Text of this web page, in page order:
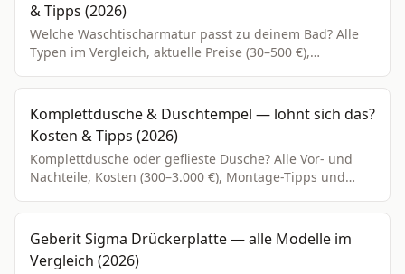
& Tipps (2026)
Welche Waschtischarmatur passt zu deinem Bad? Alle
Typen im Vergleich, aktuelle Preise (30–500 €),
Komplettdusche & Duschtempel — lohnt sich das?
Kosten & Tipps (2026)
Komplettdusche oder geflieste Dusche? Alle Vor- und
Nachteile, Kosten (300–3.000 €), Montage-Tipps und
Geberit Sigma Drückerplatte — alle Modelle im
Vergleich (2026)